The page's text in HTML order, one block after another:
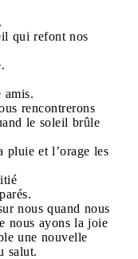
qui refont nos
amis.
rencontrerons
le soleil brûle
pluie et l’orage les
nous quand nous
nous ayons la joie
une nouvelle
salut.